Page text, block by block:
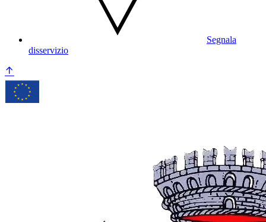
Segnala
disservizio